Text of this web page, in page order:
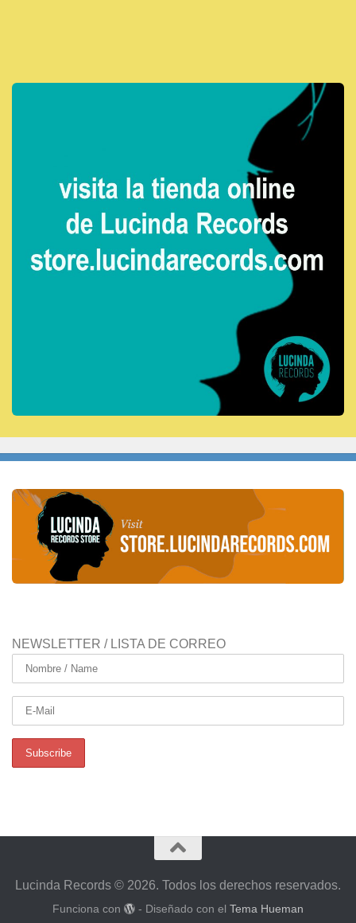
NEWSLETTER / LISTA DE CORREO
Lucinda Records © 2026. Todos los derechos reservados.
Funciona con - Diseñado con el Tema Hueman